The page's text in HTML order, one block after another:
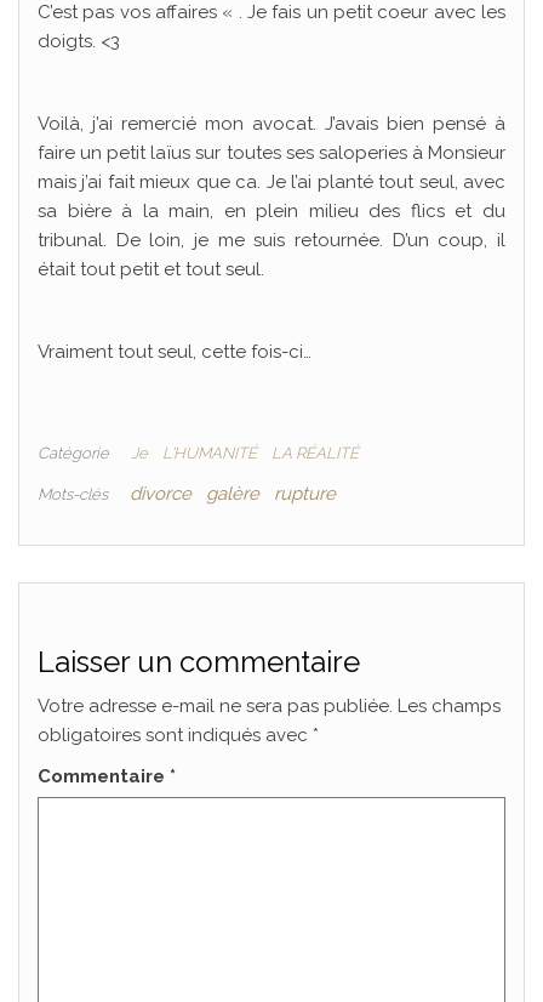
C’est pas vos affaires « . Je fais un petit coeur avec les
doigts. <3
Voilà, j’ai remercié mon avocat. J’avais bien pensé à
faire un petit laïus sur toutes ses saloperies à Monsieur
mais j’ai fait mieux que ca. Je l’ai planté tout seul, avec
sa bière à la main, en plein milieu des flics et du
tribunal. De loin, je me suis retournée. D’un coup, il
était tout petit et tout seul.
Vraiment tout seul, cette fois-ci…
Catégorie Je L'HUMANITÉ LA RÉALITÉ
Mots-clés divorce galère rupture
Laisser un commentaire
Votre adresse e-mail ne sera pas publiée. Les champs
obligatoires sont indiqués avec *
Commentaire *